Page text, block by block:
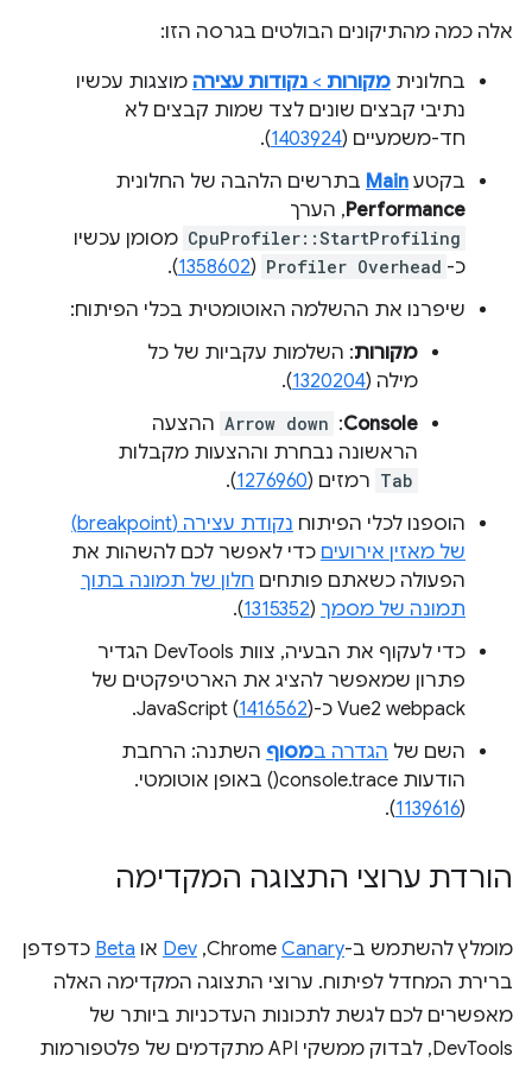
אלה כמה מהתיקונים הבולטים בגרסה הזו:
בחלונית מקורות > נקודות עצירה מוצגות עכשיו
נתיבי קבצים שונים לצד שמות קבצים לא
חד-משמעיים (1403924
).
בקטע Main בתרשים הלהבה של החלונית
Performance, הערך
CpuProfiler::StartProfiling מסומן עכשיו
כ- Profiler Overhead
(
1358602
).
שיפרנו את ההשלמה האוטומטית בכלי הפיתוח:
מקורות: השלמות עקביות של כל
מילה (1320204
).
Console
:
Arrow down ההצעה
הראשונה נבחרת וההצעות מקבלות
Tab רמזים (1276960
).
הוספנו לכלי הפיתוח
נקודת עצירה (breakpoint)
של מאזין אירועים כדי לאפשר לכם להשהות את
הפעולה כשאתם פותחים חלון של תמונה בתוך
תמונה של מסמך (
1315352
).
כדי לעקוף את הבעיה, צוות DevTools הגדיר
פתרון שמאפשר להציג את הארטיפקטים של
Vue2 webpack כ-JavaScript (
1416562).
השם של הגדרה במסוף השתנה: הרחבת
הודעות console.trace() באופן אוטומטי.
(
1139616
).
הורדת ערוצי התצוגה המקדימה
מומלץ להשתמש ב-ChromeCanary
,‏
Dev או Beta כדפדפן
ברירת המחדל לפיתוח. ערוצי התצוגה המקדימה האלה
מאפשרים לכם לגשת לתכונות העדכניות ביותר של
DevTools, לבדוק ממשקי API מתקדמים של פלטפורמות